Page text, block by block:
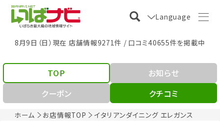
Language
8月9日（日）現在 店舗情報9271件 / 口コミ40655件を掲載中
ホーム お店情報TOP イタリアンダイニング エレガンス
TOP
お知らせ
クーポン
クチコミ